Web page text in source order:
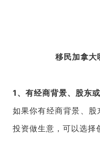
移民加拿大
1、有经商背景、股东
如果你有经商背景、
投资做生意，可以选择